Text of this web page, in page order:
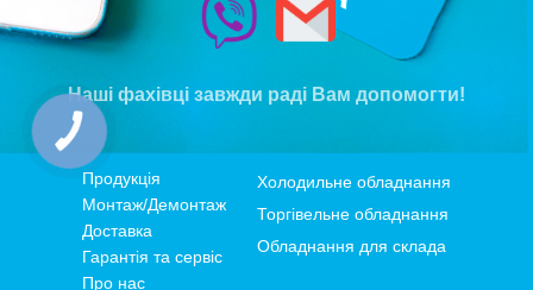
Наші фахівці завжди раді Вам допомогти!
Продукція
Монтаж/Демонтаж
Доставка
Гарантія та сервіс
Про нас
Холодильне обладнання
Торгівельне обладнання
Обладнання для склада